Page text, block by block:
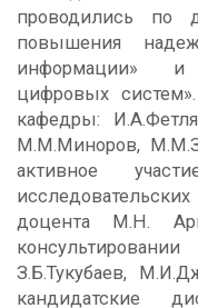
проводились по
повышения
информации» и
цифровых
кафедры:
М.М.Миноров,
активное
доцента М.Н.
З.Б.Тукубаев,
кандидатские